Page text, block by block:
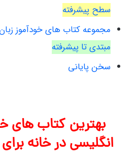
سطح پیشرفته
مجموعه کتاب های خودآموز
مبتدی تا پیشرفته
سخن پایانی
بهترین کتاب های
انگلیسی در خانه